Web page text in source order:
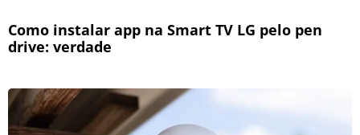
Como instalar app na Smart TV LG pelo pen
drive: verdade